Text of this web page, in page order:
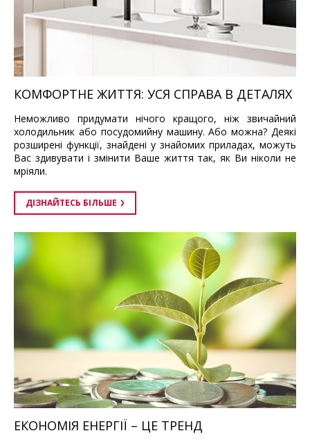
КОМФОРТНЕ ЖИТТЯ: УСЯ СПРАВА В ДЕТАЛЯХ
Неможливо придумати нічого кращого, ніж звичайний
холодильник або посудомийну машину. Або можна? Деякі
розширені функції, знайдені у знайомих приладах, можуть
Вас здивувати і змінити Ваше життя так, як Ви ніколи не
мріяли.
ДІЗНАЙТЕСЬ БІЛЬШЕ
ЕКОНОМІЯ ЕНЕРГІЇ – ЦЕ ТРЕНД